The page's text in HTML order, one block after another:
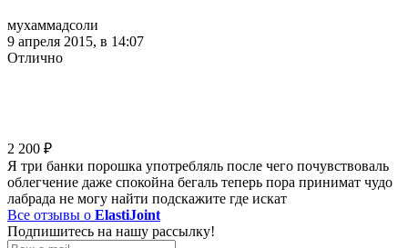
мухаммадсоли
9 апреля 2015, в 14:07
Отлично
2 200 ₽
Я три банки порошка употребляль после чего почувствоваль
облегчение даже спокойна бегаль теперь пора принимат чудо
лабрада не могу найти подскажите где искат
Все отзывы о ElastiJoint
Подпишитесь на нашу рассылку!